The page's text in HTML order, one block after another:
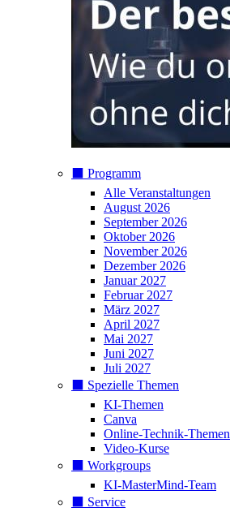
⬛️ Programm
Alle Veranstaltungen
August 2026
September 2026
Oktober 2026
November 2026
Dezember 2026
Januar 2027
Februar 2027
März 2027
April 2027
Mai 2027
Juni 2027
Juli 2027
⬛️ Spezielle Themen
KI-Themen
Canva
Online-Technik-Themen
Video-Kurse
⬛️ Workgroups
KI-MasterMind-Team
⬛️ Service